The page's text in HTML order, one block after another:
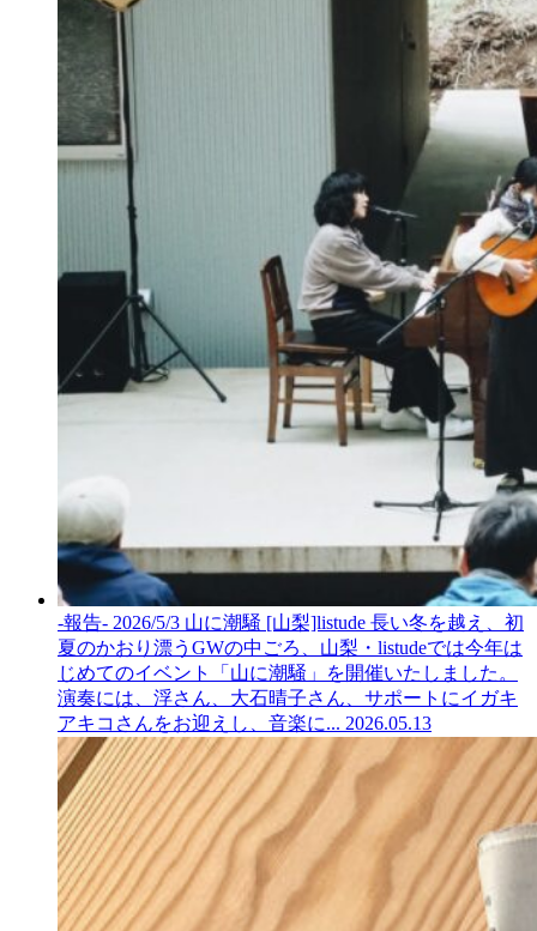
-報告- 2026/5/3 山に潮騒 [山梨]listude 長い冬を越え、初
夏のかおり漂うGWの中ごろ、山梨・listudeでは今年は
じめてのイベント「山に潮騒」を開催いたしました。
演奏には、浮さん、大石晴子さん、サポートにイガキ
アキコさんをお迎えし、音楽に... 2026.05.13